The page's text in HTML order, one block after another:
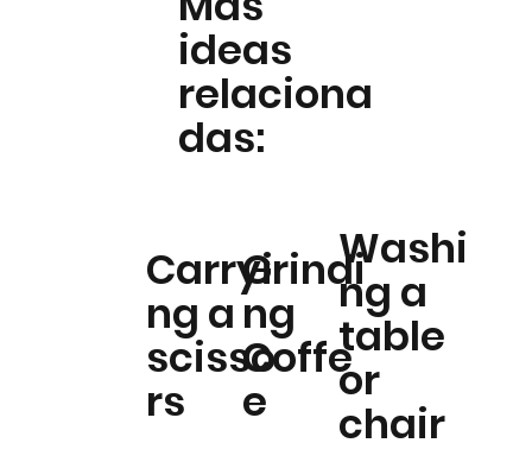
ideas
relaciona
das:
Carryi
ng a
scisso
rs
Grindi
ng
Coffe
e
Washi
ng a
table
or
chair